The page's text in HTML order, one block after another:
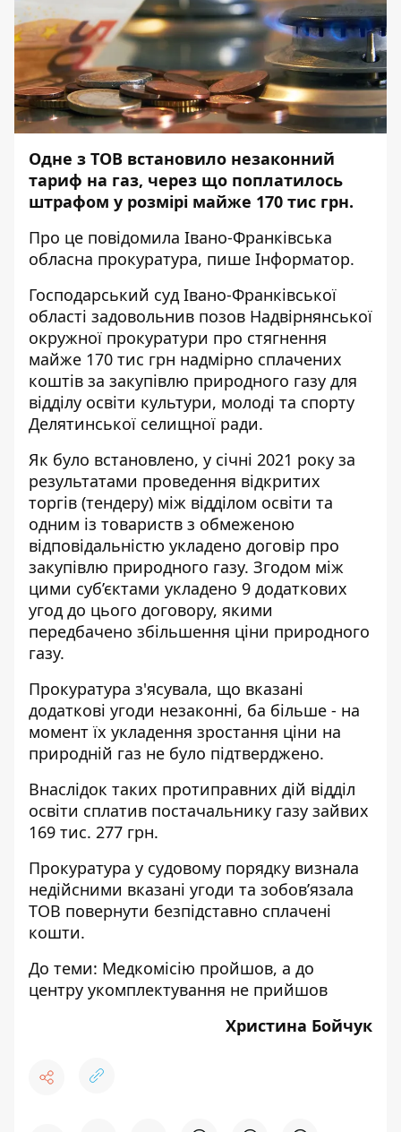
Одне з ТОВ встановило незаконний
тариф на газ, через що поплатилось
штрафом у розмірі майже 170 тис грн.
Про це повідомила Івано-Франківська
обласна прокуратура, пише Інформатор.
Господарський суд Івано-Франківської
області задовольнив позов Надвірнянської
окружної прокуратури про стягнення
майже 170 тис грн надмірно сплачених
коштів за закупівлю природного газу для
відділу освіти культури, молоді та спорту
Делятинської селищної ради.
Як було встановлено, у січні 2021 року за
результатами проведення відкритих
торгів (тендеру) між відділом освіти та
одним із товариств з обмеженою
відповідальністю укладено договір про
закупівлю природного газу. Згодом між
цими суб’єктами укладено 9 додаткових
угод до цього договору, якими
передбачено збільшення ціни природного
газу.
Прокуратура з'ясувала, що вказані
додаткові угоди незаконні, ба більше - на
момент їх укладення зростання ціни на
природній газ не було підтверджено.
Внаслідок таких протиправних дій відділ
освіти сплатив постачальнику газу зайвих
169 тис. 277 грн.
Прокуратура у судовому порядку визнала
недійсними вказані угоди та зобов’язала
ТОВ повернути безпідставно сплачені
кошти.
До теми: Медкомісію пройшов, а до
центру укомплектування не прийшов
Христина Бойчук